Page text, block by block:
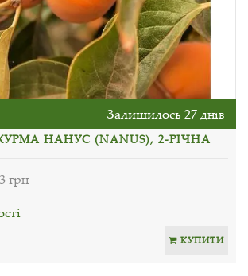
Залишилось 27 днів
НАНУС (NANUS), 2-РІЧНА
грн
КУПИТИ